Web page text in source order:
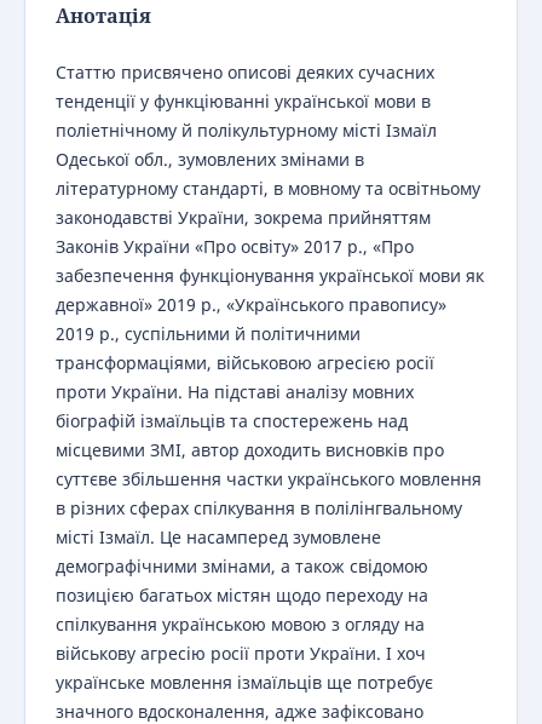
Анотація
Статтю присвячено описові деяких сучасних
тенденції у функціюванні української мови в
поліетнічному й полікультурному місті Ізмаїл
Одеської обл., зумовлених змінами в
літературному стандарті, в мовному та освітньому
законодавстві України, зокрема прийняттям
Законів України «Про освіту» 2017 р., «Про
забезпечення функціонування української мови як
державної» 2019 р., «Українського правопису»
2019 р., суспільними й політичними
трансформаціями, військовою агресією росії
проти України. На підставі аналізу мовних
біографій ізмаїльців та спостережень над
місцевими ЗМІ, автор доходить висновків про
суттєве збільшення частки українського мовлення
в різних сферах спілкування в полілінгвальному
місті Ізмаїл. Це насамперед зумовлене
демографічними змінами, а також свідомою
позицією багатьох містян щодо переходу на
спілкування українською мовою з огляду на
військову агресію росії проти України. І хоч
українське мовлення ізмаїльців ще потребує
значного вдосконалення, адже зафіксовано